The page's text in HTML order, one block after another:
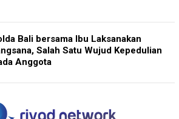
Bali bersama Ibu Laksanakan
Salah Satu Wujud Kepedulian
Anggota